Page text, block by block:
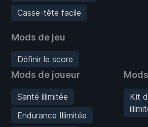
Casse-tête facile
Mods de jeu
Définir le score
Mods de joueur
Santé illimitée
Endurance Illimitée
Kit